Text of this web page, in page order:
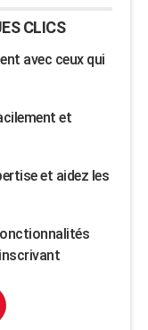
CLICS
avec ceux qui
et
et aidez les